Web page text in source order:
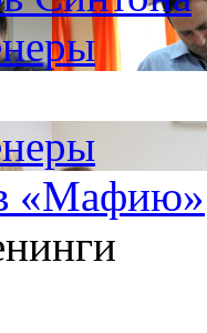
«Мафию»